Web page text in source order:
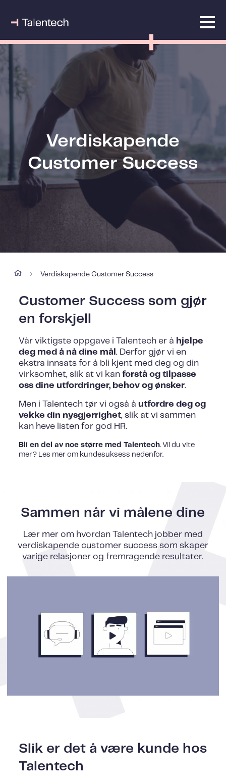
Verdiskapende
Customer Success
› Verdiskapende Customer Success
Customer Success som gjør
en forskjell
Vår viktigste oppgave i Talentech er å hjelpe
deg med å nå dine mål. Derfor gjør vi en
ekstra innsats for å bli kjent med deg og din
virksomhet, slik at vi kanforstå og tilpasse
oss dine utfordringer, behov og ønsker.
Men i Talentech tør vi også å utfordre deg og
vekke din nysgjerrighet, slik at vi sammen
kan heve listen for god HR.
Bli en del av noe større med Talentech. Vil du vite
mer? Les mer om kundesuksess nedenfor.
Sammen når vi målene dine
Lær mer om hvordan Talentech jobber med
verdiskapende customer success som skaper
varige relasjoner og fremragende resultater.
Slik er det å være kunde hos
Talentech